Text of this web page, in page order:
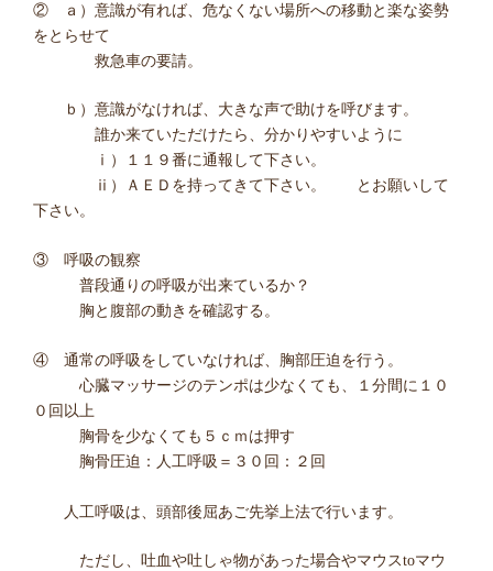
② ａ）意識が有れば、危なくない場所への移動と楽な姿勢
をとらせて
救急車の要請。
ｂ）意識がなければ、大きな声で助けを呼びます。
誰か来ていただけたら、分かりやすいように
ⅰ）１１９番に通報して下さい。
ⅱ）ＡＥＤを持ってきて下さい。 とお願いして
下さい。
③ 呼吸の観察
普段通りの呼吸が出来ているか？
胸と腹部の動きを確認する。
④ 通常の呼吸をしていなければ、胸部圧迫を行う。
心臓マッサージのテンポは少なくても、１分間に１０
０回以上
胸骨を少なくても５ｃｍは押す
胸骨圧迫：人工呼吸＝３０回：２回
人工呼吸は、頭部後屈あご先挙上法で行います。
ただし、吐血や吐しゃ物があった場合やマウスtoマウ